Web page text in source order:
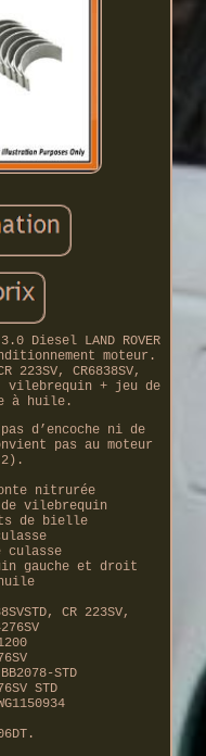
Diesel LAND ROVER
moteur.
223SV, CR6838SV,
: vilebrequin + jeu de
à huile.
d’encoche ni de
pas au moteur
nitrurée
vilebrequin
de bielle
gauche et droit
CR 223SV,
STD
STD